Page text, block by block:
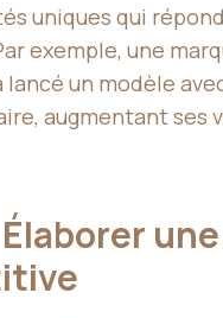
uniques qui
exemple, une
un modèle
augmentant ses